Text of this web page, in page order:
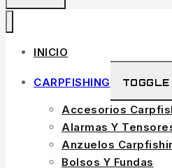
INICIO
CARPFISHING
Accesorios
Alarmas Y
Anzuelos
Bolsos Y Fundas